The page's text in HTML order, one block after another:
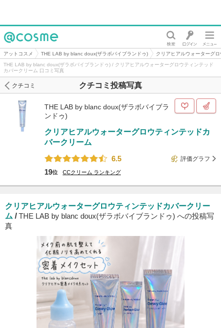
@cosme
アットコスメ THE LAB by blanc doux(ザラボバイブランドゥ)
クリアヒアルウォーターグ
THE LAB by blanc doux(ザラボバイブランドゥ) / クリアヒアルウォーターグロウティンテッド
カバークリーム 口コミ写真
クチコミ投稿写真
クチコミ
THE LAB by blanc doux(ザラボバイブラ
ンドゥ)
クリアヒアルウォーターグロウティンテッドカ
バークリーム
6.5
評価グラフ
19位 CCクリーム ランキング
クリアヒアルウォーターグロウティンテッドカバークリー
ム /THE LAB by blanc doux(ザラボバイブランドゥ) への投稿写
真